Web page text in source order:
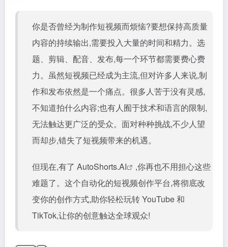
你是否曾经为制作短视频而烦恼?要想保持高质量
内容的持续输出,需要投入大量的时间和精力。选
题、剪辑、配音、发布,每一个环节都需要费心费
力。虽然短视频已经成为主流,但对许多人来说,制
作和发布依然是一个痛点。很多人苦于没有灵感,
不知道拍什么内容;也有人囿于技术和语言的限制,
无法触达更广泛的受众。面对种种挑战,不少人望
而却步,错失了短视频带来的机遇。
但现在,有了 AutoShorts.AI
,你再也不用担心这些
难题了。这个自动化的短视频创作平台,将彻底改
变你的创作方式,助你轻松玩转 YouTube 和
TikTok,让你的创意触达全球观众!